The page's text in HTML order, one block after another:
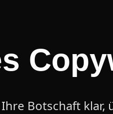
Botschaft klar,